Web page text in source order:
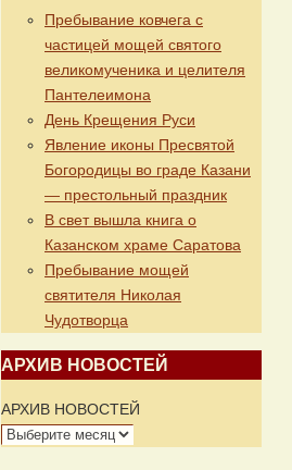
Пребывание ковчега с
частицей мощей святого
великомученика и целителя
Пантелеимона
День Крещения Руси
Явление иконы Пресвятой
Богородицы во граде Казани
— престольный праздник
В свет вышла книга о
Казанском храме Саратова
Пребывание мощей
святителя Николая
Чудотворца
АРХИВ НОВОСТЕЙ
АРХИВ НОВОСТЕЙ